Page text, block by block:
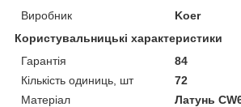
Виробник
Koer
Користувальницькі характеристики
Гарантія
84
Кількість одиниць, шт
72
Матеріал
Латунь